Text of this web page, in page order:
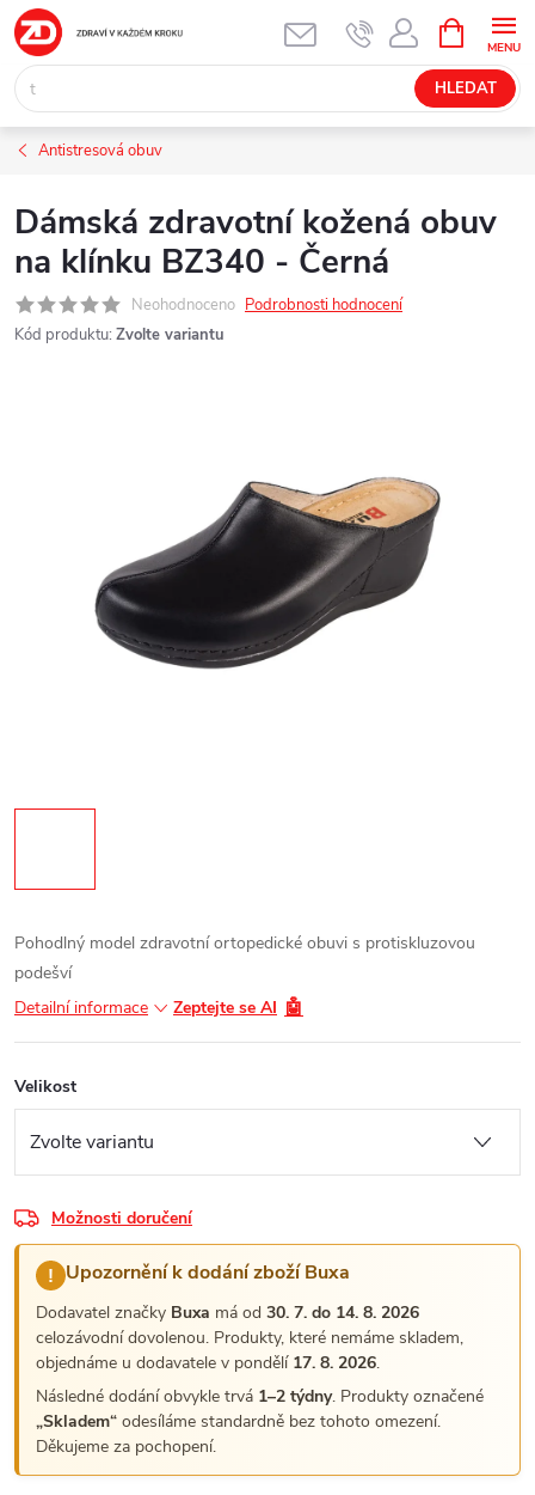
Přejít
na
obsah
HLEDAT
NÁKUPNÍ
KOŠÍK
Antistresová obuv
Dámská zdravotní kožená obuv
na klínku BZ340 - Černá
Neohodnoceno Podrobnosti hodnocení
Kód produktu: Zvolte variantu
Pohodlný model zdravotní ortopedické obuvi s protiskluzovou
podešví
Detailní informace
Zeptejte se AI 🤖
Velikost
Možnosti doručení
! Upozornění k dodání zboží Buxa
Dodavatel značky Buxa má od 30. 7. do 14. 8. 2026
celozávodní dovolenou. Produkty, které nemáme skladem,
objednáme u dodavatele v pondělí 17. 8. 2026.
Následné dodání obvykle trvá 1–2 týdny. Produkty označené
„Skladem“ odesíláme standardně bez tohoto omezení.
Děkujeme za pochopení.